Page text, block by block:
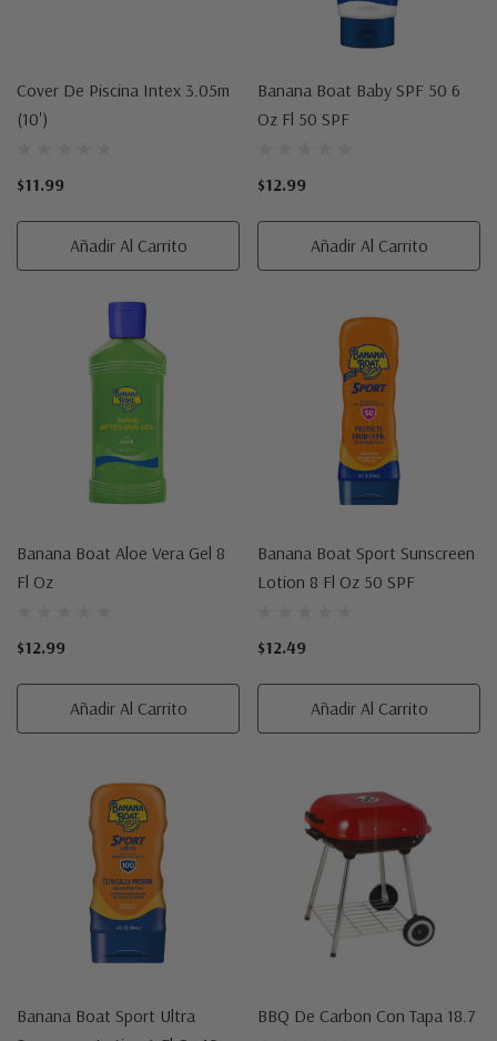
Cover De Piscina Intex 3.05m
(10')
$11.99
Añadir Al Carrito
Banana Boat Baby SPF 50 6
Oz Fl 50 SPF
$12.99
Añadir Al Carrito
Banana Boat Aloe Vera Gel 8
Fl Oz
$12.99
Añadir Al Carrito
Banana Boat Sport Sunscreen
Lotion 8 Fl Oz 50 SPF
$12.49
Añadir Al Carrito
Banana Boat Sport Ultra
BBQ De Carbon Con Tapa 18.7